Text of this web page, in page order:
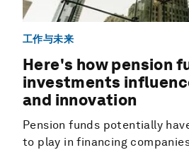
工作与未来
Here's how pension
investments
and innovation
Pension funds potentially
to play in financing